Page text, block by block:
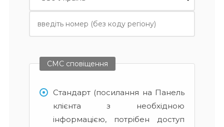
СМС сповіщення
Стандарт (посилання на Панель
клієнта з необхідною
інформацією, потрібен доступ